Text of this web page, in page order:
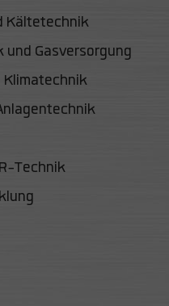
Kältetechnik
Gasversorgung
Technik